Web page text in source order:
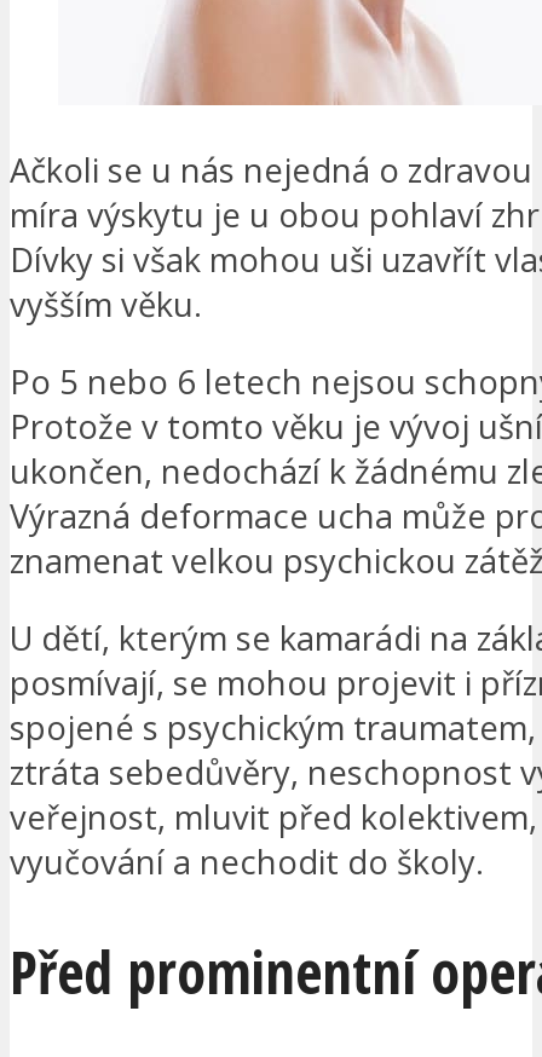
Ačkoli se u nás nejedná o
míra výskytu je u obou pohlaví
Dívky si však mohou uši uzavřít
vyšším věku.
Po 5 nebo 6 letech nejsou
Protože v tomto věku je vývoj
ukončen, nedochází k žádnému
Výrazná deformace ucha může
znamenat velkou psychickou
U dětí, kterým se kamarádi na
posmívají, se mohou projevit i
spojené s psychickým
ztráta sebedůvěry, neschopnost
veřejnost, mluvit před
vyučování a nechodit do školy.
Před prominentní